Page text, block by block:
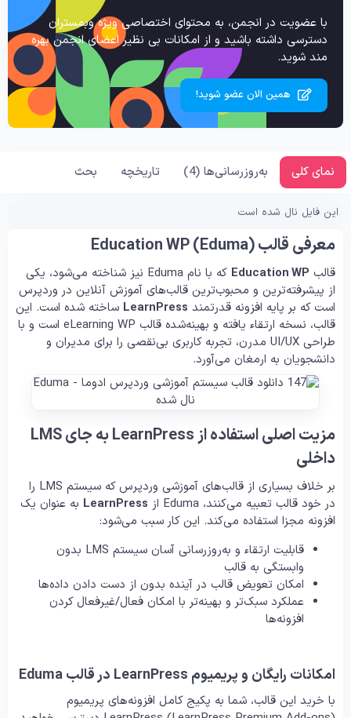
با عضویت در انجمن، به محتوای اختصاصی ویژه وبمستران
دسترسی داشته باشید و از امکانات بی نظیر اعضای انجمن بهره
مند شوید.
همین الان عضو شوید!
نمای کلی به‌روزرسانی‌ها (4) تاریخچه بحث
این فایل نال شده است
معرفی قالب Education WP (Eduma)
قالب Education WP
که با نام Eduma نیز شناخته می‌شود، یکی
از پیشرفته‌ترین و محبوب‌ترین قالب‌های آموزش آنلاین در وردپرس
است که بر پایه افزونه قدرتمند LearnPress ساخته شده است. این
قالب، نسخه ارتقاء یافته و بهینه‌شده قالب eLearning WP است و با
طراحی UI/UX مدرن، تجربه کاربری بی‌نقصی را برای مدیران و
دانشجویان به ارمغان می‌آورد.
مزیت اصلی استفاده از LearnPress به جای LMS
داخلی
بر خلاف بسیاری از قالب‌های آموزشی وردپرس که سیستم LMS را
در خود قالب تعبیه می‌کنند، Eduma از
LearnPress به عنوان یک
افزونه مجزا استفاده می‌کند. این کار سبب می‌شود:
قابلیت ارتقاء و به‌روزرسانی آسان سیستم LMS بدون
وابستگی به قالب
امکان تعویض قالب در آینده بدون از دست دادن داده‌ها
عملکرد سبک‌تر و بهینه‌تر با امکان فعال/غیرفعال کردن
افزونه‌ها
امکانات رایگان و پریمیوم LearnPress در قالب Eduma
با خرید این قالب، شما به پکیج کامل افزونه‌های پریمیوم